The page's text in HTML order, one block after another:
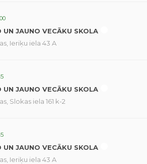
UN JAUNO VECĀKU SKOLA
Ieriķu iela 43 A
UN JAUNO VECĀKU SKOLA
Slokas iela 161 k-2
UN JAUNO VECĀKU SKOLA
Ieriķu iela 43 A